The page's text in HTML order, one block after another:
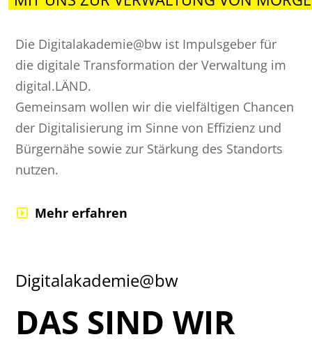
Die Digitalakademie@bw ist Impulsgeber für
die digitale Transformation der Verwaltung im
digital.LÄND.
Gemeinsam wollen wir die vielfältigen Chancen
der Digitalisierung im Sinne von Effizienz und
Bürgernähe sowie zur Stärkung des Standorts
nutzen.
Mehr erfahren
Digitalakademie@bw
DAS SIND WIR